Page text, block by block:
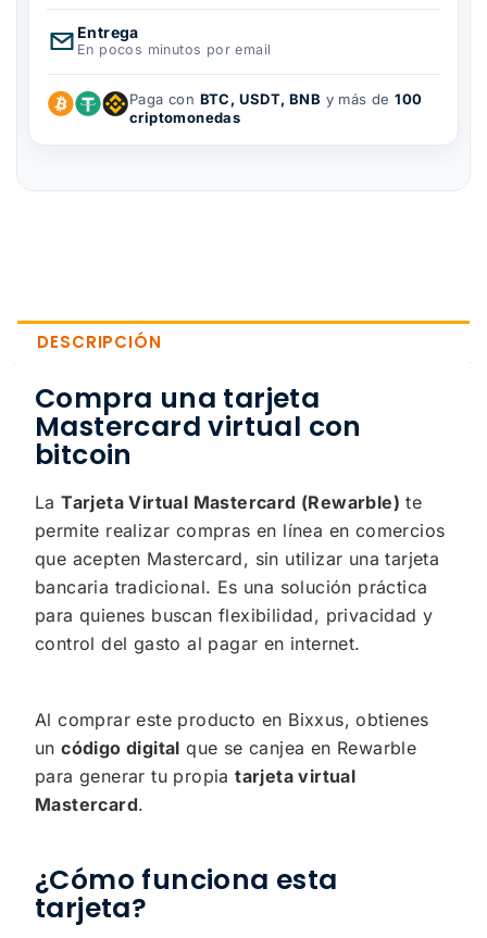
Entrega
En pocos minutos por email
Paga con BTC, USDT, BNB y más de100
criptomonedas
DESCRIPCIÓN
Compra una tarjeta
Mastercard virtual con
bitcoin
LaTarjeta Virtual Mastercard (Rewarble) te
permite realizar compras en línea en comercios
que acepten Mastercard, sin utilizar una tarjeta
bancaria tradicional. Es una solución práctica
para quienes buscan flexibilidad, privacidad y
control del gasto al pagar en internet.
Al comprar este producto en Bixxus, obtienes
uncódigo digital que se canjea en Rewarble
para generar tu propiatarjeta virtual
Mastercard.
¿Cómo funciona esta
tarjeta?